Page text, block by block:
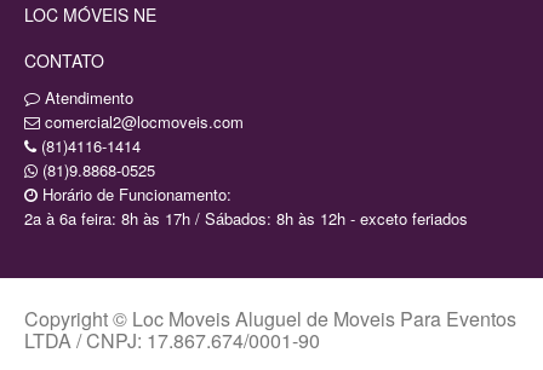
LOC MÓVEIS NE
CONTATO
Atendimento
comercial2@locmoveis.com
(81)4116-1414
(81)9.8868-0525
Horário de Funcionamento:
2a à 6a feira: 8h às 17h / Sábados: 8h às 12h - exceto feriados
Copyright © Loc Moveis Aluguel de Moveis Para Eventos
LTDA / CNPJ: 17.867.674/0001-90